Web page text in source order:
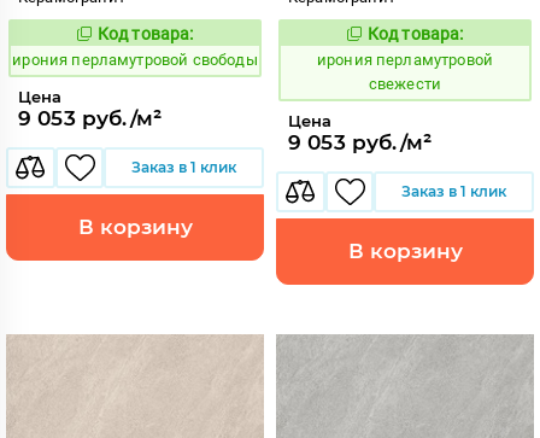
1102710
Код товара:
ирония перламутровой свободы
Цена
9 053 руб./м²
Заказ в 1 клик
В корзину
1102708
Код товара:
ирония перламутровой
свежести
Цена
9 053 руб./м²
Заказ в 1 клик
В корзину